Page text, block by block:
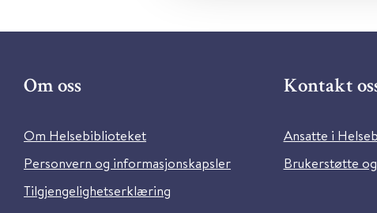
Om oss
Om Helsebiblioteket
Personvern og informasjonskapsler
Tilgjengelighetserklæring
Kontakt
Ansatte i
Brukerstøtte